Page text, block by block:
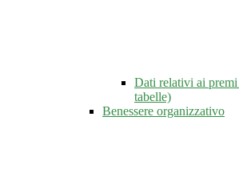
Dati relativi ai
tabelle)
Benessere organizzativo